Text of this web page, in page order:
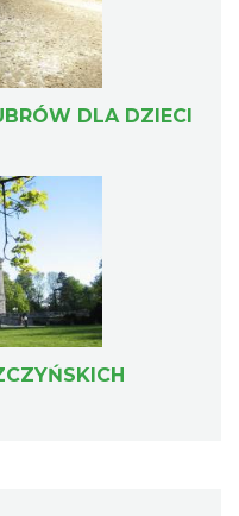
DLA DZIECI